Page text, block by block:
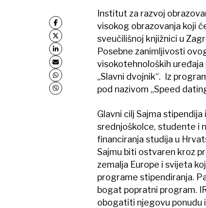
Institut za razvoj
visokog obrazovanja koji
sveučilišnoj knjižnici u
Posebne zanimljivosti
visokotehnoloških
„Slavni dvojnik“. Iz
pod nazivom „Speed
Glavni cilj Sajma
srednjoškolce, studente i
financiranja studija u
Sajmu biti ostvaren kroz
zemalja Europe i svijeta
programe stipendiranja.
bogat popratni program.
obogatiti njegovu ponudu